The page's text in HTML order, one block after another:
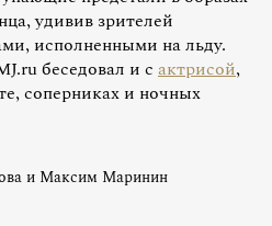
удивив зрителей
исполненными на льду.
беседовал и с актрисой,
соперниках и ночных
и Максим Маринин